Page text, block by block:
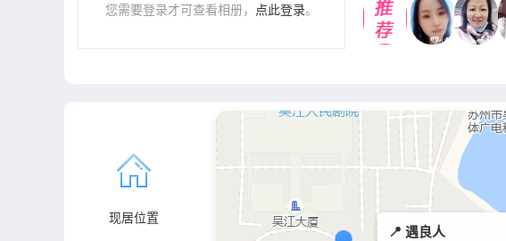
您需要登录才可查看相册， 点此登录。
现居位置
📍 遇良人